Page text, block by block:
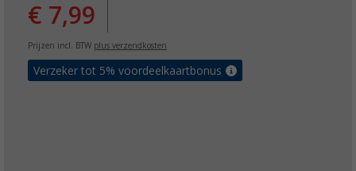
€ 7,99
Prijzen incl. BTW plus verzendkosten
Verzeker tot 5% voordeelkaartbonus